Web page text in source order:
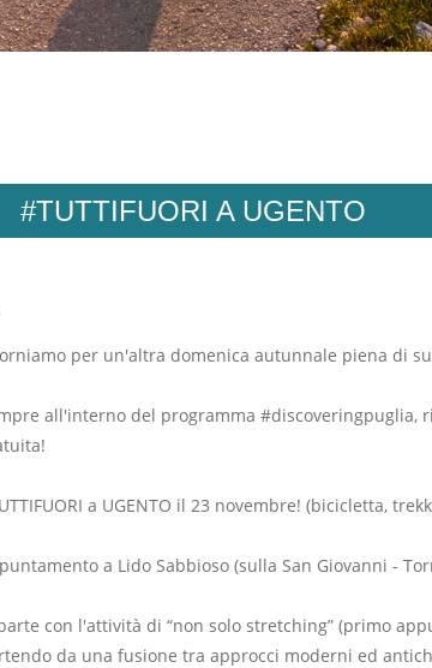
#TUTTIFUORI A UGENTO
per un'altra domenica autunnale piena di
all'interno del programma #discoveringpuglia,
a UGENTO il 23 novembre! (bicicletta,
a Lido Sabbioso (sulla San Giovanni -
con l'attività di “non solo stretching” (primo
da una fusione tra approcci moderni ed